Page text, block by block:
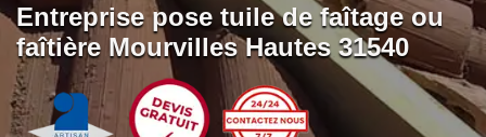
Entreprise pose tuile de faîtage ou
faîtière Mourvilles Hautes 31540